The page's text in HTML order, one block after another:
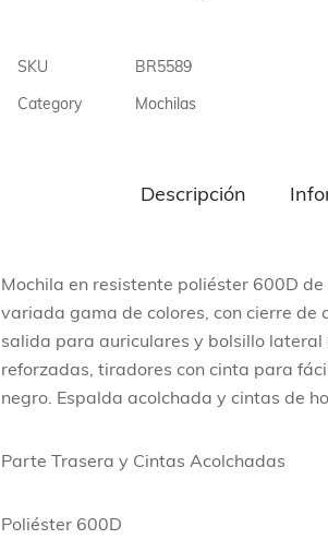
SKU BR5589
Category Mochilas
Descripción
Mochila en resistente poliéster 600D
variada gama de colores, con cierre de
salida para auriculares y bolsillo lateral
reforzadas, tiradores con cinta para
negro. Espalda acolchada y cintas de
Parte Trasera y Cintas Acolchadas
Poliéster 600D